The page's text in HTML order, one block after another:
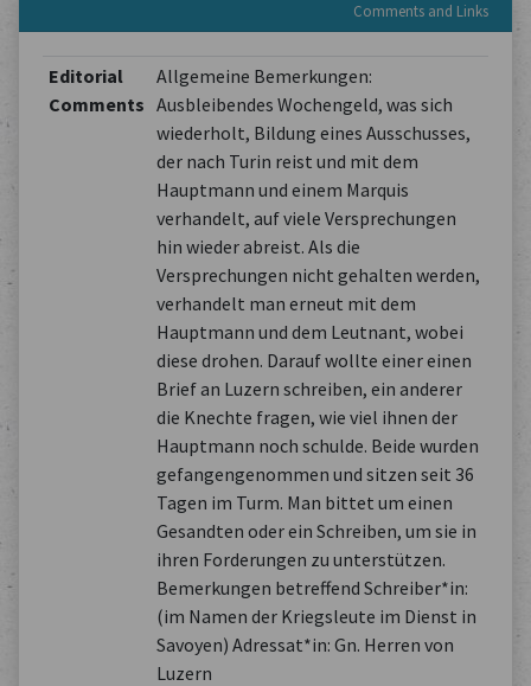
Comments and Links
Editorial
Comments
Allgemeine Bemerkungen:
Ausbleibendes Wochengeld, was sich
wiederholt, Bildung eines Ausschusses,
der nach Turin reist und mit dem
Hauptmann und einem Marquis
verhandelt, auf viele Versprechungen
hin wieder abreist. Als die
Versprechungen nicht gehalten werden,
verhandelt man erneut mit dem
Hauptmann und dem Leutnant, wobei
diese drohen. Darauf wollte einer einen
Brief an Luzern schreiben, ein anderer
die Knechte fragen, wie viel ihnen der
Hauptmann noch schulde. Beide wurden
gefangengenommen und sitzen seit 36
Tagen im Turm. Man bittet um einen
Gesandten oder ein Schreiben, um sie in
ihren Forderungen zu unterstützen.
Bemerkungen betreffend Schreiber*in:
(im Namen der Kriegsleute im Dienst in
Savoyen) Adressat*in: Gn. Herren von
Luzern